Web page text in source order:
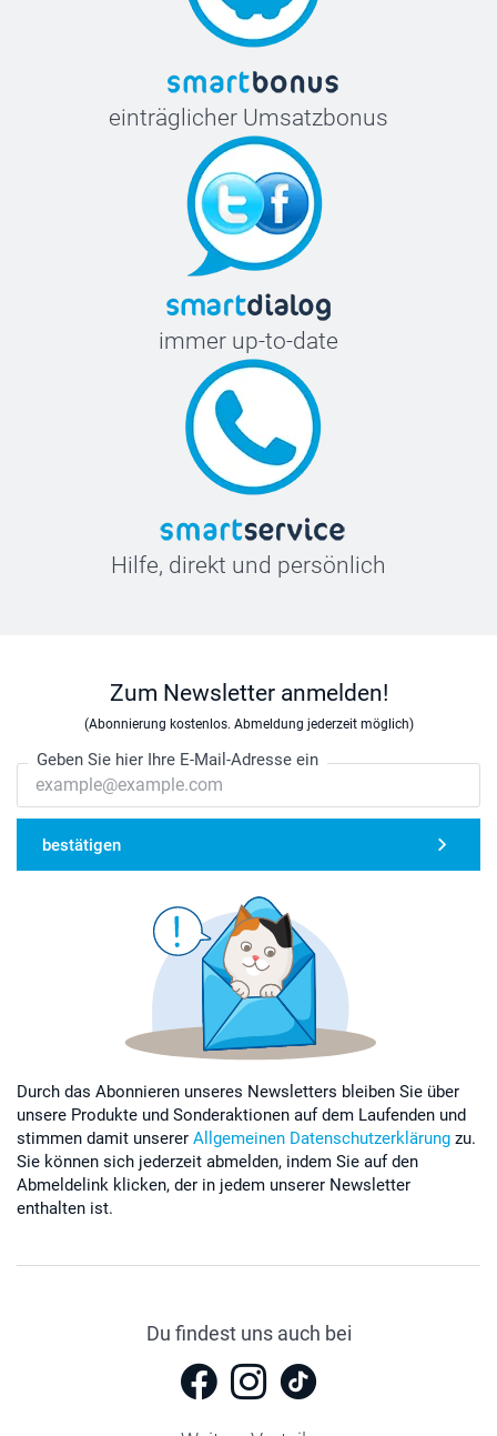
einträglicher Umsatzbonus
immer up-to-date
Hilfe, direkt und persönlich
Zum Newsletter anmelden!
(Abonnierung kostenlos. Abmeldung jederzeit möglich)
Geben Sie hier Ihre E-Mail-Adresse ein
bestätigen
Durch das Abonnieren unseres Newsletters bleiben Sie über
unsere Produkte und Sonderaktionen auf dem Laufenden und
stimmen damit unserer Allgemeinen Datenschutzerklärung zu.
Sie können sich jederzeit abmelden, indem Sie auf den
Abmeldelink klicken, der in jedem unserer Newsletter
enthalten ist.
Du findest uns auch bei